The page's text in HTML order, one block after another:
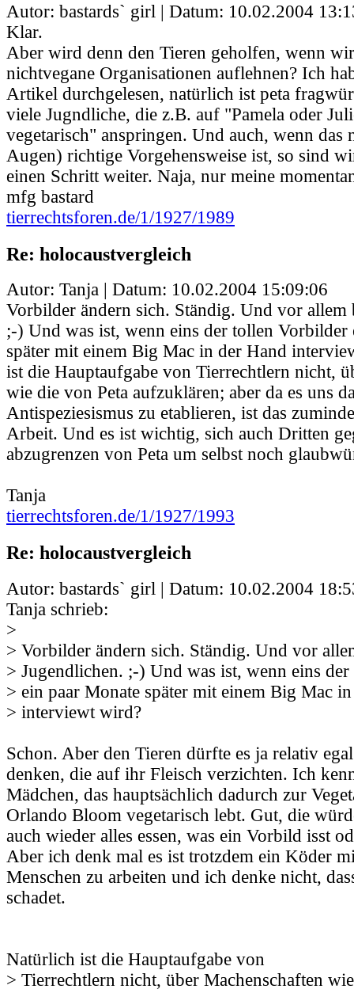
Autor: bastards` girl | Datum: 10.02.2004
Klar.
Aber wird denn den Tieren geholfen, wenn
nichtvegane Organisationen auflehnen? Ich
Artikel durchgelesen, natürlich ist peta
viele Jugndliche, die z.B. auf "Pamela oder
vegetarisch" anspringen. Und auch, wenn das
Augen) richtige Vorgehensweise ist, so sind
einen Schritt weiter. Naja, nur meine
mfg bastard
tierrechtsforen.de/1/1927/1989
Re: holocaustvergleich
Autor: Tanja | Datum: 10.02.2004 15:09:06
Vorbilder ändern sich. Ständig. Und vor allem
;-) Und was ist, wenn eins der tollen Vorbilder
später mit einem Big Mac in der Hand
ist die Hauptaufgabe von Tierrechtlern nicht,
wie die von Peta aufzuklären; aber da es uns
Antispeziesismus zu etablieren, ist das
Arbeit. Und es ist wichtig, sich auch Dritten
abzugrenzen von Peta um selbst noch
Tanja
tierrechtsforen.de/1/1927/1993
Re: holocaustvergleich
Autor: bastards` girl | Datum: 10.02.2004
Tanja schrieb:
>
> Vorbilder ändern sich. Ständig. Und vor
> Jugendlichen. ;-) Und was ist, wenn eins
> ein paar Monate später mit einem Big Mac
> interviewt wird?
Schon. Aber den Tieren dürfte es ja relativ
denken, die auf ihr Fleisch verzichten. Ich
Mädchen, das hauptsächlich dadurch zur
Orlando Bloom vegetarisch lebt. Gut, die
auch wieder alles essen, was ein Vorbild isst
Aber ich denk mal es ist trotzdem ein Köder
Menschen zu arbeiten und ich denke nicht,
schadet.
Natürlich ist die Hauptaufgabe von
> Tierrechtlern nicht, über Machenschaften